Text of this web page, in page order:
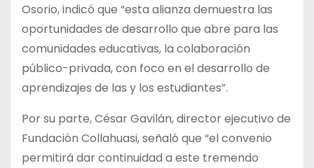
Osorio, indicó que “esta alianza demuestra las
oportunidades de desarrollo que abre para las
comunidades educativas, la colaboración
público-privada, con foco en el desarrollo de
aprendizajes de las y los estudiantes”.
Por su parte, César Gavilán, director ejecutivo de
Fundación Collahuasi, señaló que “el convenio
permitirá dar continuidad a este tremendo